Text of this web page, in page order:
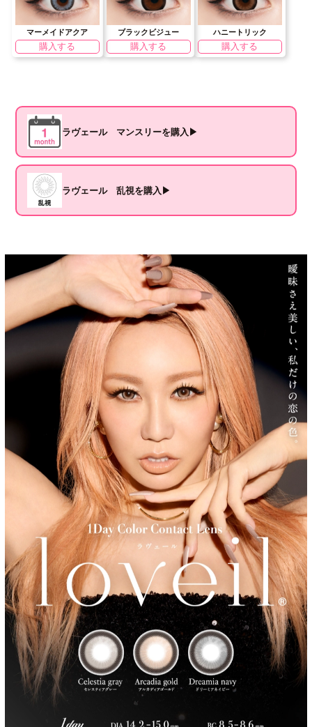
マーメイドアクア
購入する
ブラックビジュー
購入する
ハニートリック
購入する
ラヴェール マンスリーを購入▶
ラヴェール 乱視を購入▶